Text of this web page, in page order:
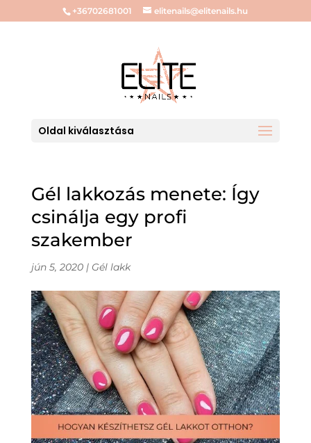
+36702681001 elitenails@elitenails.hu
Oldal kiválasztása
Gél lakkozás menete: Így
csinálja egy profi
szakember
jún 5, 2020| Gél lakk